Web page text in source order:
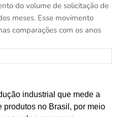
do volume de solicitação de
meses. Esse movimento
comparações com os anos
industrial que mede a
produtos no Brasil, por meio